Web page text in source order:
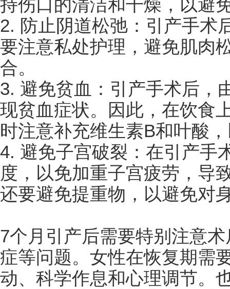
持伤口的清洁和干燥，以避
2. 防止阴道松弛：引产手术
要注意私处护理，避免肌肉
合。
3. 避免贫血：引产手术后，
现贫血症状。因此，在饮食
时注意补充维生素B和叶酸
4. 避免子宫破裂：在引产手
度，以免加重子宫疲劳，导
还要避免提重物，以避免对
7个月引产后需要特别注意
症等问题。女性在恢复期需
动、科学作息和心理调节。